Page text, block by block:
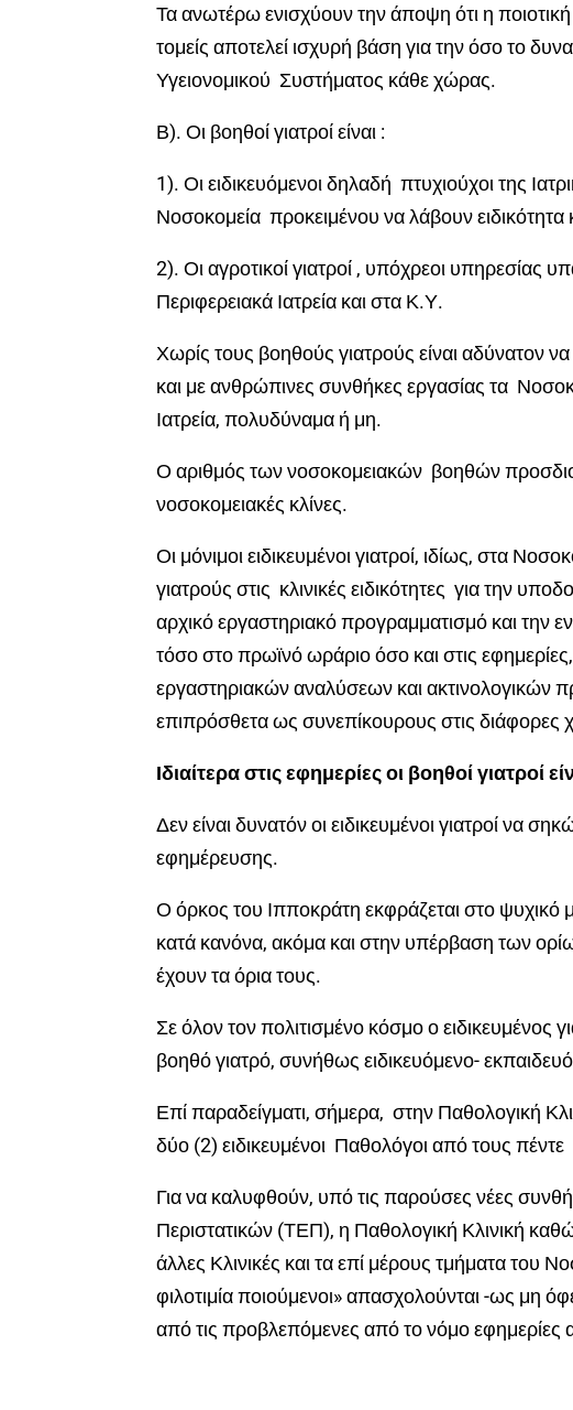
Τα ανωτέρω ενισχύουν την άποψη ότι η ποιοτική
τομείς αποτελεί ισχυρή βάση για την όσο το
Υγειονομικού Συστήματος κάθε χώρας.
Β). Οι βοηθοί γιατροί είναι :
1). Οι ειδικευόμενοι δηλαδή πτυχιούχοι της
Νοσοκομεία προκειμένου να λάβουν ειδικότητα
2). Οι αγροτικοί γιατροί , υπόχρεοι
Περιφερειακά Ιατρεία και στα Κ.Υ.
Χωρίς τους βοηθούς γιατρούς είναι αδύνατον
και με ανθρώπινες συνθήκες εργασίας τα
Ιατρεία, πολυδύναμα ή μη.
Ο αριθμός των νοσοκομειακών βοηθών
νοσοκομειακές κλίνες.
Οι μόνιμοι ειδικευμένοι γιατροί, ιδίως, στα
γιατρούς στις κλινικές ειδικότητες για την
αρχικό εργαστηριακό προγραμματισμό και την
τόσο στο πρωϊνό ωράριο όσο και στις
εργαστηριακών αναλύσεων και ακτινολογικών
επιπρόσθετα ως συνεπίκουρους στις διάφορες
Ιδιαίτερα στις εφημερίες οι βοηθοί γιατροί
Δεν είναι δυνατόν οι ειδικευμένοι γιατροί να
εφημέρευσης.
Ο όρκος του Ιπποκράτη εκφράζεται στο ψυχικό
κατά κανόνα, ακόμα και στην υπέρβαση των
έχουν τα όρια τους.
Σε όλον τον πολιτισμένο κόσμο ο ειδικευμένος
βοηθό γιατρό, συνήθως ειδικευόμενο-
Επί παραδείγματι, σήμερα, στην Παθολογική
δύο (2) ειδικευμένοι Παθολόγοι από τους
Για να καλυφθούν, υπό τις παρούσες νέες
Περιστατικών (ΤΕΠ), η Παθολογική Κλινική
άλλες Κλινικές και τα επί μέρους τμήματα του
φιλοτιμία ποιούμενοι» απασχολούνται -ως μη
από τις προβλεπόμενες από το νόμο εφημερίες